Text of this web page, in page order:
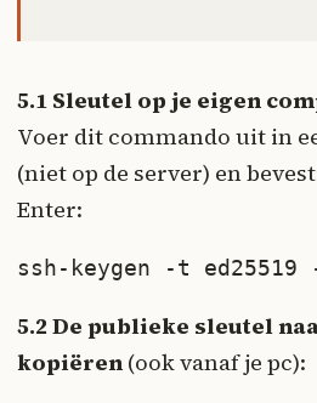
5.1 Sleutel op je eigen
Voer dit commando uit in
(niet op de server) en
Enter:
ssh-keygen -t
5.2 De publieke sleutel
kopiëren (ook vanaf je pc):